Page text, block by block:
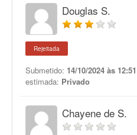
Douglas S.
Rejeitada
Submetido: 14/10/2024 às 12:51
estimada: Privado
Chayene de S.